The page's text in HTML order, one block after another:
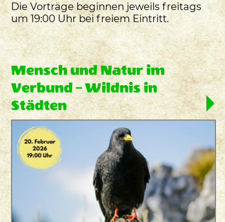
Die Vorträge beginnen jeweils freitags
um 19:00 Uhr bei freiem Eintritt.
Mensch und Natur im
Verbund – Wildnis in
Städten